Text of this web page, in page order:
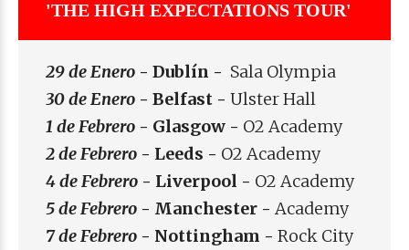
'THE HIGH EXPECTATIONS TOUR'
29 de Enero - Dublín - Sala Olympia
30 de Enero - Belfast - Ulster Hall
1 de Febrero - Glasgow - O2 Academy
2 de Febrero - Leeds - O2 Academy
4 de Febrero - Liverpool - O2 Academy
5 de Febrero - Manchester - Academy
7 de Febrero - Nottingham - Rock City